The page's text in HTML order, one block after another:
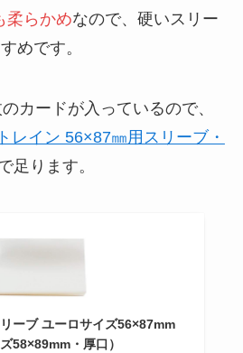
柔らかめなので、硬いスリー
めです。
カードが入っているので、
レイン 56×87㎜用スリーブ・
足ります。
ーブ ユーロサイズ56×87mm
58×89mm・厚口）